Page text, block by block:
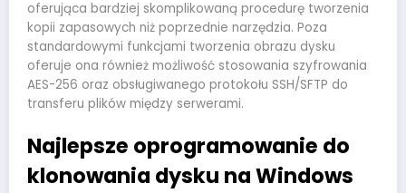
oferująca bardziej skomplikowaną procedurę tworzenia
kopii zapasowych niż poprzednie narzędzia. Poza
standardowymi funkcjami tworzenia obrazu dysku
oferuje ona również możliwość stosowania szyfrowania
AES-256 oraz obsługiwanego protokołu SSH/SFTP do
transferu plików między serwerami.
Najlepsze oprogramowanie do
klonowania dysku na Windows